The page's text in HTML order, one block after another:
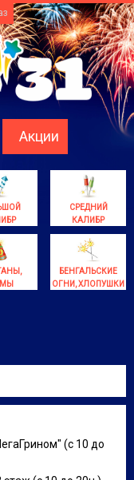
Акции
СРЕДНИЙ
КАЛИБР
БЕНГАЛЬСКИЕ
ОГНИ, ХЛОПУШКИ
(с 10 до